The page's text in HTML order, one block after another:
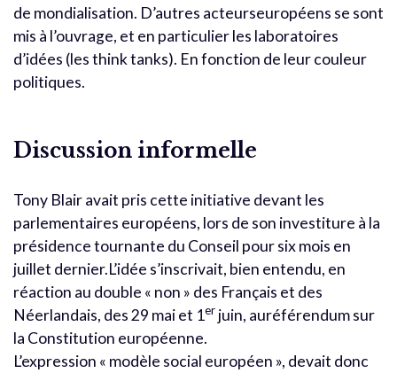
de mondialisation. D’autres acteurseuropéens se sont
mis à l’ouvrage, et en particulier les laboratoires
d’idées (les think tanks). En fonction de leur couleur
politiques.
Discussion informelle
Tony Blair avait pris cette initiative devant les
parlementaires européens, lors de son investiture à la
présidence tournante du Conseil pour six mois en
juillet dernier.L’idée s’inscrivait, bien entendu, en
réaction au double « non » des Français et des
Néerlandais, des 29 mai et 1er juin, auréférendum sur
la Constitution européenne.
L’expression « modèle social européen », devait donc